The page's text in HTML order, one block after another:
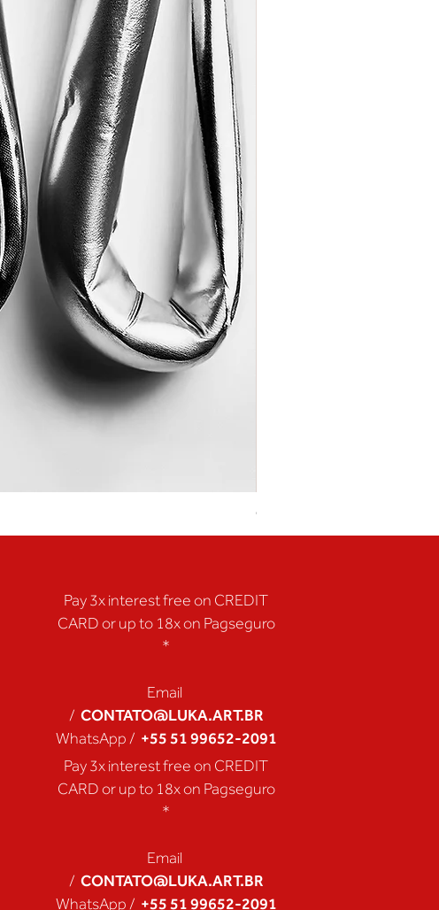
Coração de Artista
Pay 3x interest free on CREDIT
CARD or up to 18x on Pagseguro
*
Email
/ CONTATO@LUKA.ART.BR
WhatsApp / +55 51 99652-2091
Pay 3x interest free on CREDIT
CARD or up to 18x on Pagseguro
*
Email
/ CONTATO@LUKA.ART.BR
WhatsApp / +55 51 99652-2091